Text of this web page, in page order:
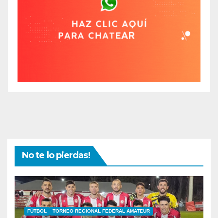
No te lo pierdas!
FÚTBOL TORNEO REGIONAL FEDERAL AMATEUR